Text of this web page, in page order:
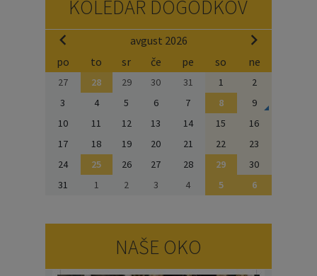
KOLEDAR DOGODKOV
avgust 2026
po
to sr če pe so ne
27 28 29 30 31 1
2
3
4 5 6 7 8
9
10
11 12 13 14 15
16
17
18 19 20 21 22
23
24
25 26 27 28 29
30
31
1 2 3 4 5 6
NAŠE OKO